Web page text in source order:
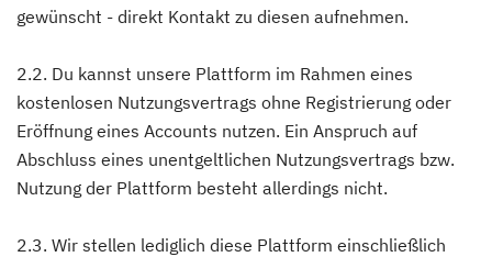
gewünscht - direkt Kontakt zu diesen aufnehmen.
2.2. Du kannst unsere Plattform im Rahmen eines
kostenlosen Nutzungsvertrags ohne Registrierung oder
Eröffnung eines Accounts nutzen. Ein Anspruch auf
Abschluss eines unentgeltlichen Nutzungsvertrags bzw.
Nutzung der Plattform besteht allerdings nicht.
2.3. Wir stellen lediglich diese Plattform einschließlich